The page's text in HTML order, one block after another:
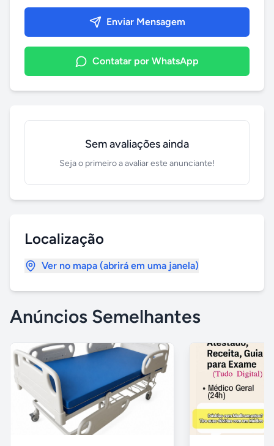
Enviar Mensagem
Contatar por WhatsApp
Sem avaliações ainda
Seja o primeiro a avaliar este anunciante!
Localização
Ver no mapa (abrirá em uma janela)
Anúncios Semelhantes